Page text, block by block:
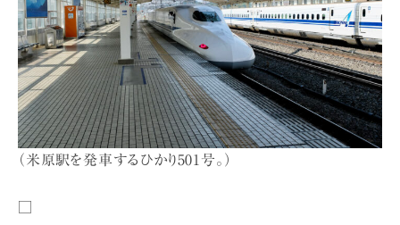
（米原駅を発車するひかり501号。）